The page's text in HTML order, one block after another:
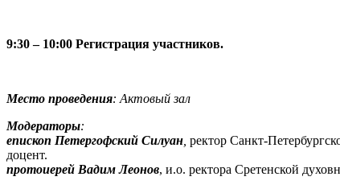
9:30 – 10:00 Регистрация участников.
Место проведения: Актовый зал
Модераторы:
епископ Петергофский Силуан ректор Санкт-
доцент.
протоиерей Вадим Леонов, и.о. ректора Сретенской